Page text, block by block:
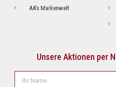
AA's Markenwelt
Unsere Aktionen per